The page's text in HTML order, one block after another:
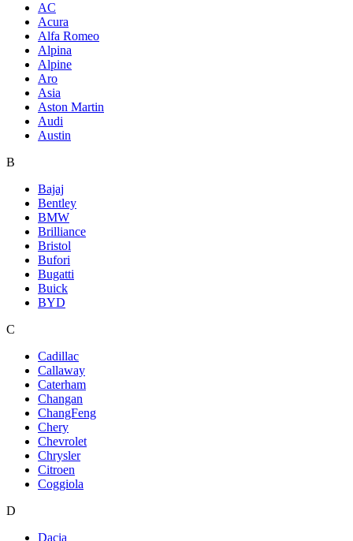
AC
Acura
Alfa Romeo
Alpina
Alpine
Aro
Asia
Aston Martin
Audi
Austin
B
Bajaj
Bentley
BMW
Brilliance
Bristol
Bufori
Bugatti
Buick
BYD
C
Cadillac
Callaway
Caterham
Changan
ChangFeng
Chery
Chevrolet
Chrysler
Citroen
Coggiola
D
Dacia